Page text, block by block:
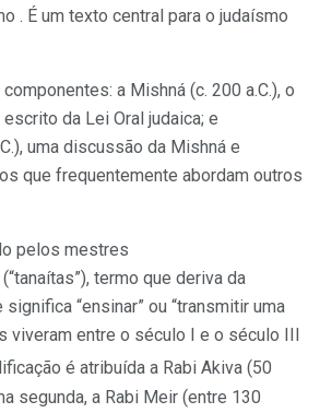
. É um texto central para o judaísmo
a Mishná (c. 200 a.C.), o
da Lei Oral judaica; e
uma discussão da Mishná e
que frequentemente abordam outros
pelos mestres
(“tanaítas”), termo que deriva da
“ensinar” ou “transmitir uma
viveram entre o século I e o século III
é atribuída a Rabi Akiva (50
segunda, a Rabi Meir (entre 130